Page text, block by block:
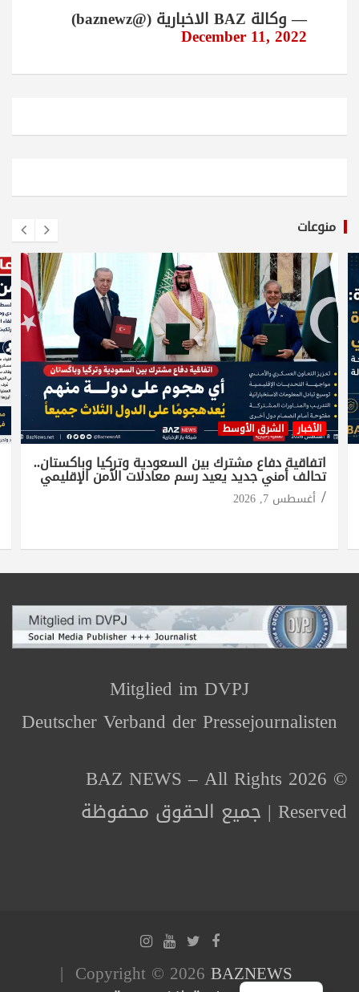
— وكالة BAZ الاخبارية (@baznewz)
December 11, 2022
منوعات
الأخبار الشرق الأوسط
اتفاقية دفاع مشترك بين السعودية وتركيا وباكستان..
تحالف أمني جديد يعيد رسم معادلات الأمن الإقليمي
أغسطس 7, 2026
Mitglied im DVPJ
Deutscher Verband der Pressejournalisten
© 2026 BAZ NEWS – All Rights
Reserved | جميع الحقوق محفوظة
Copyright © 2026 BAZNEWS